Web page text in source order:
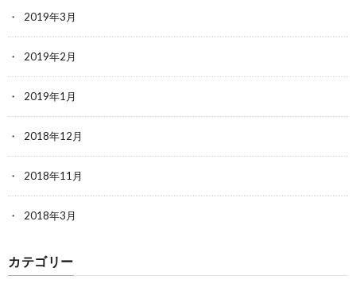
2019年3月
2019年2月
2019年1月
2018年12月
2018年11月
2018年3月
カテゴリー